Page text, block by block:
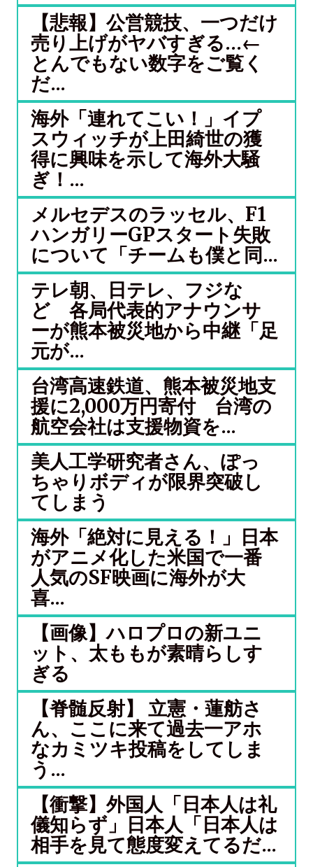
【悲報】公営競技、一つだけ
売り上げがヤバすぎる…←
とんでもない数字をご覧く
だ...
海外「連れてこい！」イプ
スウィッチが上田綺世の獲
得に興味を示して海外大騒
ぎ！...
メルセデスのラッセル、F1
ハンガリーGPスタート失敗
について「チームも僕と同...
テレ朝、日テレ、フジな
ど 各局代表的アナウンサ
ーが熊本被災地から中継「足
元が...
台湾高速鉄道、熊本被災地支
援に2,000万円寄付 台湾の
航空会社は支援物資を...
美人工学研究者さん、ぽっ
ちゃりボディが限界突破し
てしまう
海外「絶対に見える！」日本
がアニメ化した米国で一番
人気のSF映画に海外が大
喜...
【画像】ハロプロの新ユニ
ット、太ももが素晴らしす
ぎる
【脊髄反射】 立憲・蓮舫さ
ん、ここに来て過去一アホ
なカミツキ投稿をしてしま
う...
【衝撃】外国人「日本人は礼
儀知らず」日本人「日本人は
相手を見て態度変えてるだ...